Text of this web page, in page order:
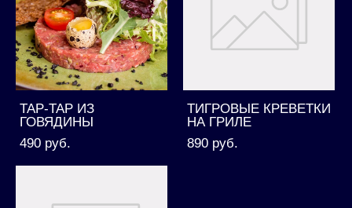
ТАР-ТАР ИЗ
ГОВЯДИНЫ
490 pуб.
ТИГРОВЫЕ КРЕВЕТКИ
НА ГРИЛЕ
890 pуб.